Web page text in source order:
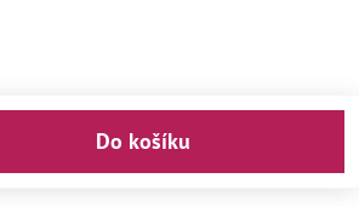
Do košíku